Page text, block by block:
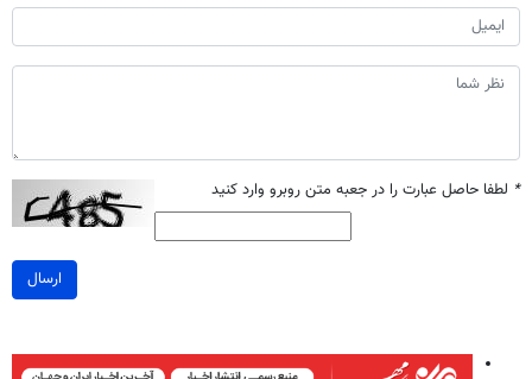
* لطفا حاصل عبارت را در جعبه متن روبرو وارد کنید
ارسال